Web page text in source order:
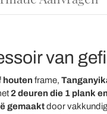
van
houten frame,
2 deuren die 1 plank
gemaaktdoor